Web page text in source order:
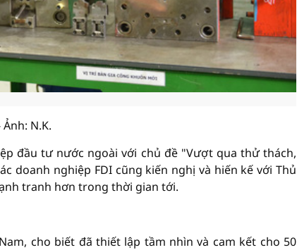
N.K.
đầu tư nước ngoài với chủ đề "Vượt qua thử thách,
doanh nghiệp FDI cũng kiến nghị và hiến kế với Thủ
tranh hơn trong thời gian tới.
cho biết đã thiết lập tầm nhìn và cam kết cho 50